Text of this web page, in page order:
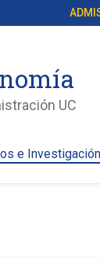
UC
e Investigación